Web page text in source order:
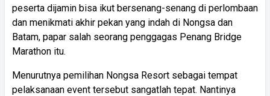
peserta dijamin bisa ikut bersenang-senang di perlombaan
dan menikmati akhir pekan yang indah di Nongsa dan
Batam, papar salah seorang penggagas Penang Bridge
Marathon itu.
Menurutnya pemilihan Nongsa Resort sebagai tempat
pelaksanaan event tersebut sangatlah tepat. Nantinya